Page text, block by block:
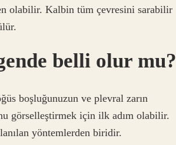
olabilir. Kalbin tüm çevresini sarabilir
belli olur mu?
boşluğunuzun ve plevral zarın
görselleştirmek için ilk adım olabilir.
yöntemlerden biridir.